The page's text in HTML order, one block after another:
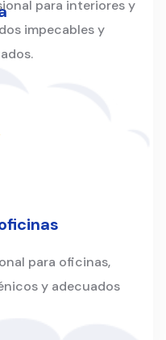
para interiores y
impecables y
para oficinas,
y adecuados